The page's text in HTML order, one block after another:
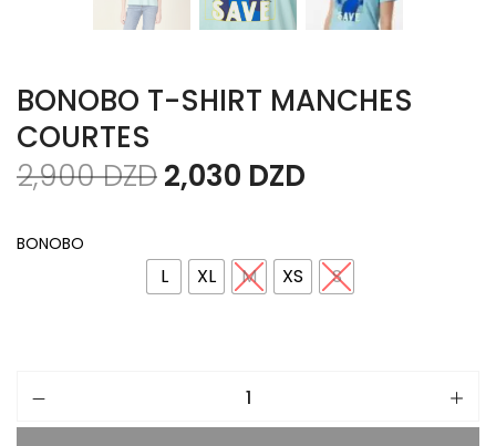
BONOBO T-SHIRT MANCHES
COURTES
2,900DZD2,030 DZD
L XL M XS S
BONOBO